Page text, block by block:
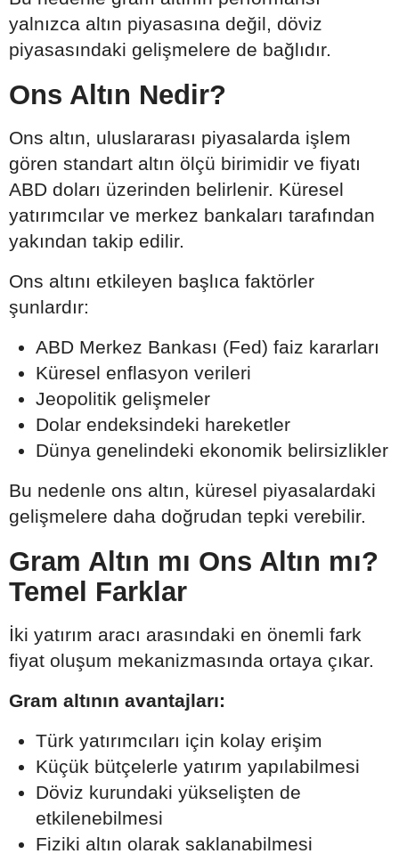
yalnızca altın piyasasına değil, döviz
piyasasındaki gelişmelere de bağlıdır.
Ons Altın Nedir?
Ons altın, uluslararası piyasalarda işlem
gören standart altın ölçü birimidir ve fiyatı
ABD doları üzerinden belirlenir. Küresel
yatırımcılar ve merkez bankaları tarafından
yakından takip edilir.
Ons altını etkileyen başlıca faktörler
şunlardır:
ABD Merkez Bankası (Fed) faiz kararları
Küresel enflasyon verileri
Jeopolitik gelişmeler
Dolar endeksindeki hareketler
Dünya genelindeki ekonomik belirsizlikler
Bu nedenle ons altın, küresel piyasalardaki
gelişmelere daha doğrudan tepki verebilir.
Gram Altın mı Ons Altın mı?
Temel Farklar
İki yatırım aracı arasındaki en önemli fark
fiyat oluşum mekanizmasında ortaya çıkar.
Gram altının avantajları:
Türk yatırımcıları için kolay erişim
Küçük bütçelerle yatırım yapılabilmesi
Döviz kurundaki yükselişten de
etkilenebilmesi
Fiziki altın olarak saklanabilmesi